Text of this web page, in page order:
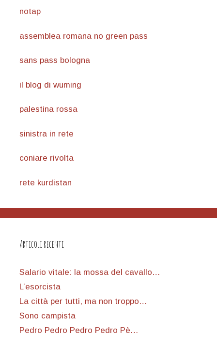
notap
assemblea romana no green pass
sans pass bologna
il blog di wuming
palestina rossa
sinistra in rete
coniare rivolta
rete kurdistan
Articoli recenti
Salario vitale: la mossa del cavallo…
L’esorcista
La città per tutti, ma non troppo…
Sono campista
Pedro Pedro Pedro Pedro Pè…